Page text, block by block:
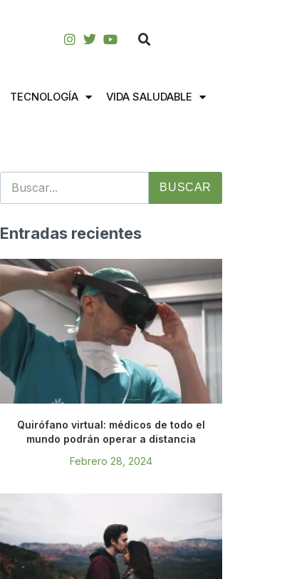
TECNOLOGÍA VIDA SALUDABLE
BUSCAR
Entradas recientes
Quirófano virtual: médicos de todo el
mundo podrán operar a distancia
Febrero 28, 2024